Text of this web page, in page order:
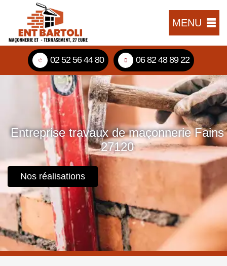
MENU
02 52 56 44 80 06 82 48 89 22
Entreprise travaux de maçonnerie Fains
27120
Nos réalisations